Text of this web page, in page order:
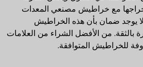
مع خراطيش مصنعي المعدات
يوجد ضمان بأن هذه الخراطيش
بالثقة. من الأفضل الشراء من العلامات
للخراطيش المتوافقة.